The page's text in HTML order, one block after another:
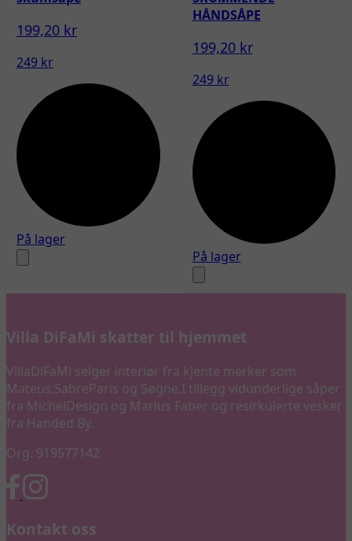
199,20 kr
249 kr
På lager
HÅNDSÅPE
199,20 kr
249 kr
På lager
Villa DiFaMi skatter til hjemmet
VillaDiFaMi selger interiør fra kjente merker som
Mateus,SabreParis og Søgne.I tillegg vidunderlige såper
fra MichelDesign og Marius Faber og resirkulerte vesker
fra Handed By.
Org. 919577142
Kontakt oss